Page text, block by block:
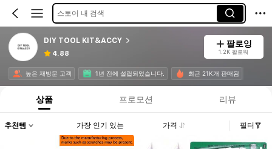
스토어 내 검색
DIY TOOL KIT&ACCY
4.88
팔로잉
1.2K 팔로워
높은 재방문 고객 1년 전에 설립되었습니다. 최근 21K개 판매됨
상품 프로모션 리뷰
추천템 가장 인기 있는 가격 필터